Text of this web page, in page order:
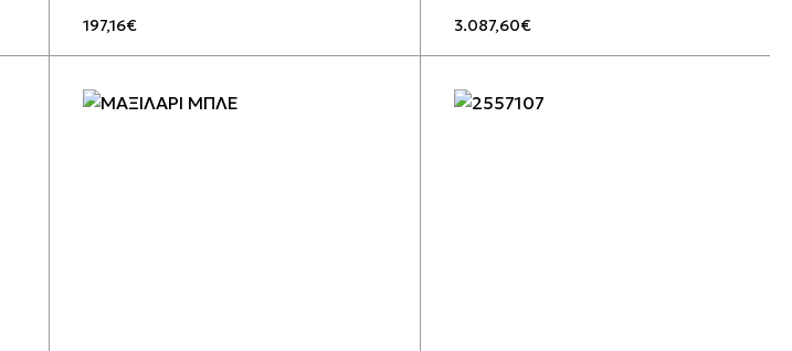
197,16€ 3.087,60€